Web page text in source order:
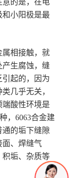
和小阳极是最
属相接触，就
生腐蚀，缝
引起的，因为
几乎无关，
端酸性环境是
，6063合金建
的垢下缝隙
面、焊缝气
积垢、杂质等